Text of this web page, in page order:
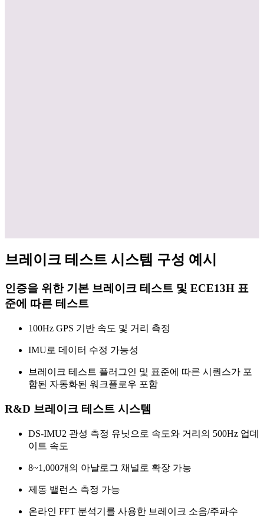
브레이크 테스트 시스템 구성 예시
인증을 위한 기본 브레이크 테스트 및 ECE13H 표
준에 따른 테스트
100Hz GPS 기반 속도 및 거리 측정
IMU로 데이터 수정 가능성
브레이크 테스트 플러그인 및 표준에 따른 시퀀스가 포
함된 자동화된 워크플로우 포함
R&D 브레이크 테스트 시스템
DS-IMU2 관성 측정 유닛으로 속도와 거리의 500Hz 업데
이트 속도
8~1,000개의 아날로그 채널로 확장 가능
제동 밸런스 측정 가능
온라인 FFT 분석기를 사용한 브레이크 소음/주파수